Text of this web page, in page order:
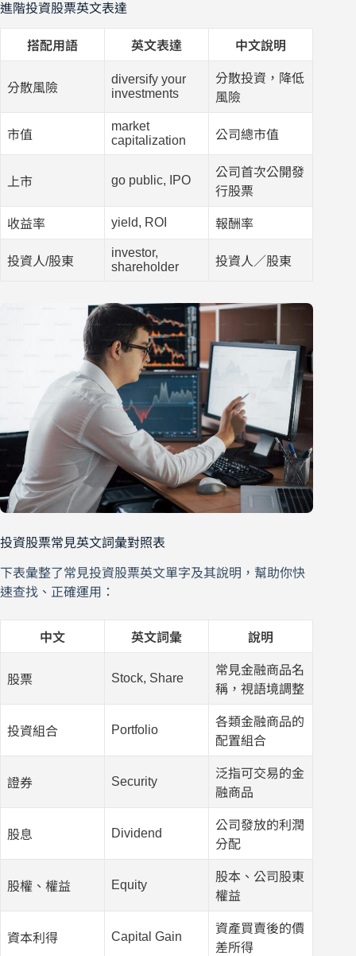
進階投資股票英文表達
搭配用語 英文表達 中文說明
分散風險
diversify your
investments
分散投資，降低
風險
市值
market
capitalization
公司總市值
上市 go public, IPO
公司首次公開發
行股票
收益率 yield, ROI 報酬率
投資人/股東
investor,
shareholder
投資人／股東
投資股票常見英文詞彙對照表
下表彙整了常見投資股票英文單字及其說明，幫助你快
速查找、正確運用：
中文 英文詞彙 說明
股票 Stock, Share
常見金融商品名
稱，視語境調整
投資組合 Portfolio
各類金融商品的
配置組合
證券 Security
泛指可交易的金
融商品
股息 Dividend
公司發放的利潤
分配
股權、權益 Equity
股本、公司股東
權益
資本利得 Capital Gain
資產買賣後的價
差所得